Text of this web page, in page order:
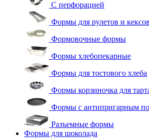
С перфорацией
Формы для рулетов и кексов
Формовочные формы
Формы хлебопекарные
Формы для тостового хлеба
Формы корзиночка для
Формы с антипригарным
Разъемные формы
Формы для шоколада